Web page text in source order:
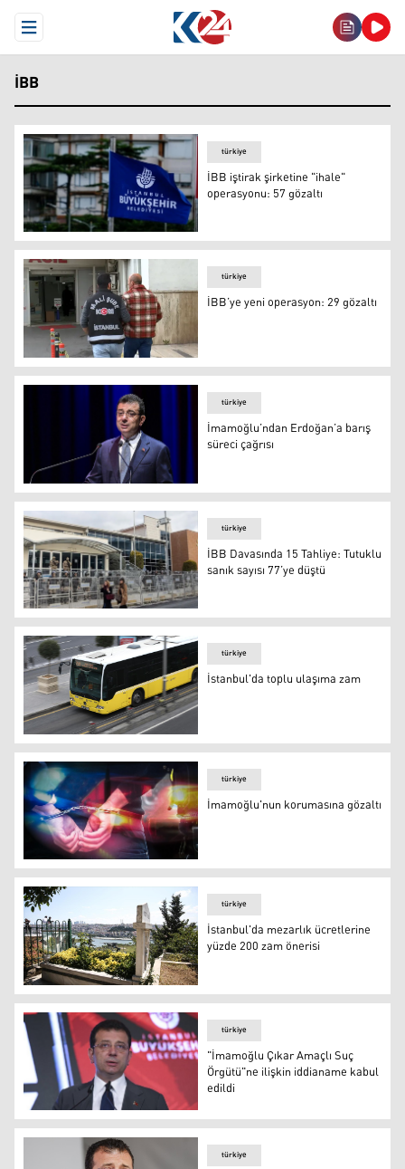
Open Menu
İBB
İBB iştirak şirketine "ihale" operasyonu: 57 gözaltı
türkiye
İBB iştirak şirketine "ihale"
operasyonu: 57 gözaltı
FOTO- DHA
türkiye
İBB’ye yeni operasyon: 29 gözaltı
İmamoğlu’ndan Erdoğan’a barış süreci çağrısı
türkiye
İmamoğlu’ndan Erdoğan’a barış
süreci çağrısı
Arşiv
türkiye
İBB Davasında 15 Tahliye: Tutuklu
sanık sayısı 77’ye düştü
İstanbul'da toplu ulaşıma zam
türkiye
İstanbul'da toplu ulaşıma zam
İmamoğlu'nun korumasına gözaltı
türkiye
İmamoğlu'nun korumasına gözaltı
İstanbul'da mezarlık ücretlerine yüzde 200 zam önerisi
türkiye
İstanbul'da mezarlık ücretlerine
yüzde 200 zam önerisi
"İmamoğlu Çıkar Amaçlı Suç Örgütü"ne ilişkin
türkiye
"İmamoğlu Çıkar Amaçlı Suç
Örgütü"ne ilişkin iddianame kabul
edildi
türkiye